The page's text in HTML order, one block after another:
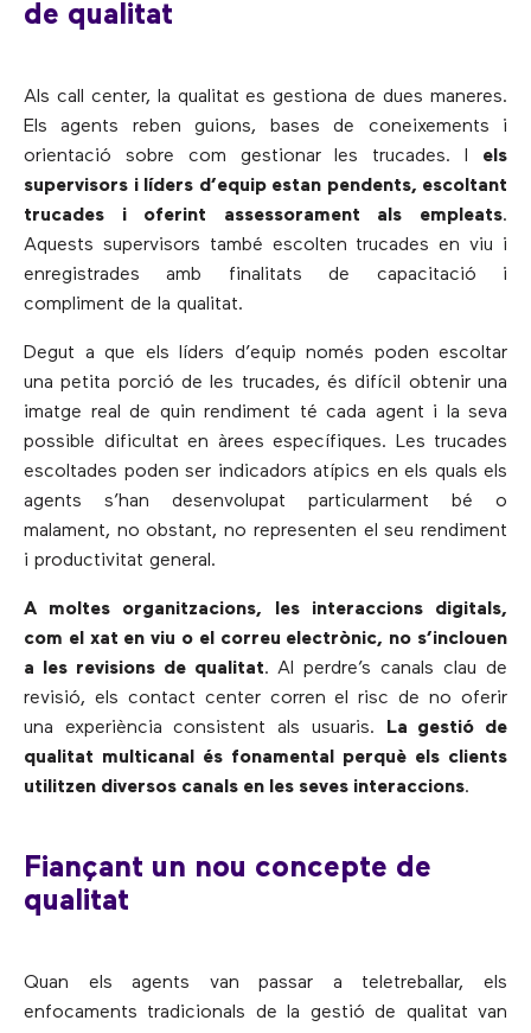
de qualitat
Als call center, la qualitat es gestiona de dues maneres.
Els agents reben guions, bases de coneixements i
orientació sobre com gestionar les trucades. I els
supervisors i líders d’equip estan pendents, escoltant
trucades i oferint assessorament als empleats.
Aquests supervisors també escolten trucades en viu i
enregistrades amb finalitats de capacitació i
compliment de la qualitat.
Degut a que els líders d’equip només poden escoltar
una petita porció de les trucades, és difícil obtenir una
imatge real de quin rendiment té cada agent i la seva
possible dificultat en àrees específiques. Les trucades
escoltades poden ser indicadors atípics en els quals els
agents s’han desenvolupat particularment bé o
malament, no obstant, no representen el seu rendiment
i productivitat general.
A moltes organitzacions, les interaccions digitals,
com el xat en viu o el correu electrònic, no s’inclouen
a les revisions de qualitat. Al perdre’s canals clau de
revisió, els contact center corren el risc de no oferir
una experiència consistent als usuaris.
La gestió de
qualitat multicanal és fonamental perquè els clients
utilitzen diversos canals en les seves interaccions.
Fiançant un nou concepte de
qualitat
Quan els agents van passar a teletreballar, els
enfocaments tradicionals de la gestió de qualitat van